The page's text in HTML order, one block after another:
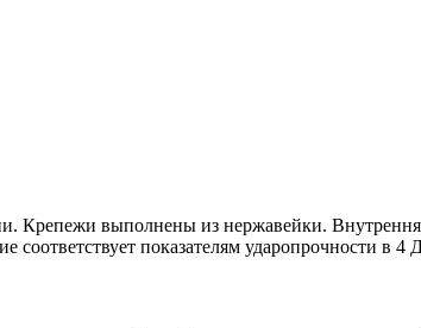
Крепежи выполнены из нержавейки.
соответствует показателям ударопрочности в 4